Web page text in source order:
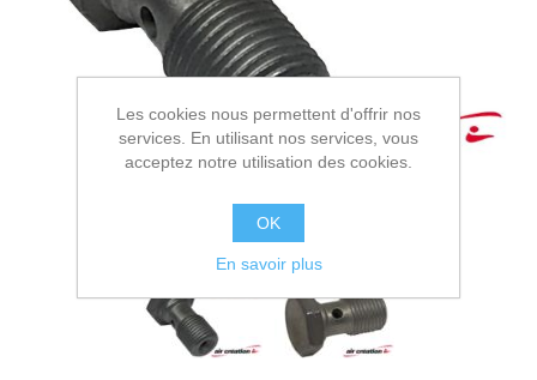
Les cookies nous permettent d'offrir nos
services. En utilisant nos services, vous
acceptez notre utilisation des cookies.
OK
En savoir plus